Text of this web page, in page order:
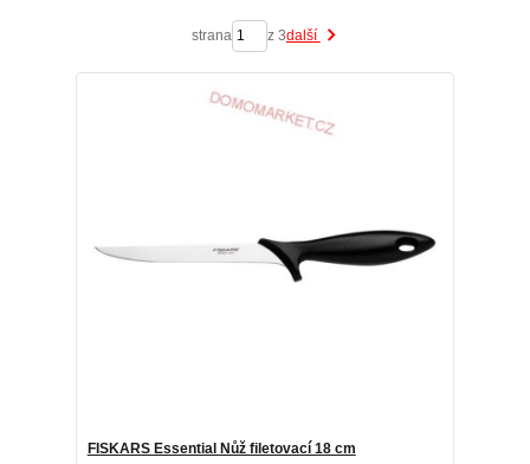
strana z 3další
FISKARS Essential Nůž filetovací 18 cm